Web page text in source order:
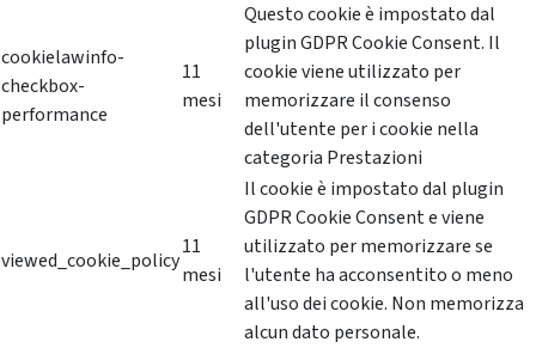
cookielawinfo-
checkbox-
performance
11
mesi
Questo cookie è impostato dal
plugin GDPR Cookie Consent. Il
cookie viene utilizzato per
memorizzare il consenso
dell'utente per i cookie nella
categoria Prestazioni
viewed_cookie_policy
11
mesi
Il cookie è impostato dal plugin
GDPR Cookie Consent e viene
utilizzato per memorizzare se
l'utente ha acconsentito o meno
all'uso dei cookie. Non memorizza
alcun dato personale.